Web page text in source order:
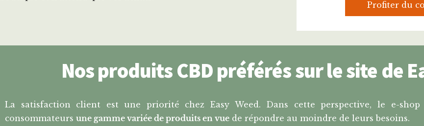
Profiter du
Nos produits CBD préférés sur le site de
La satisfaction client est une priorité chez Easy Weed. Dans cette perspective, le e-
consommateurs une gamme variée de produits en vue de répondre au moindre de leurs besoins.